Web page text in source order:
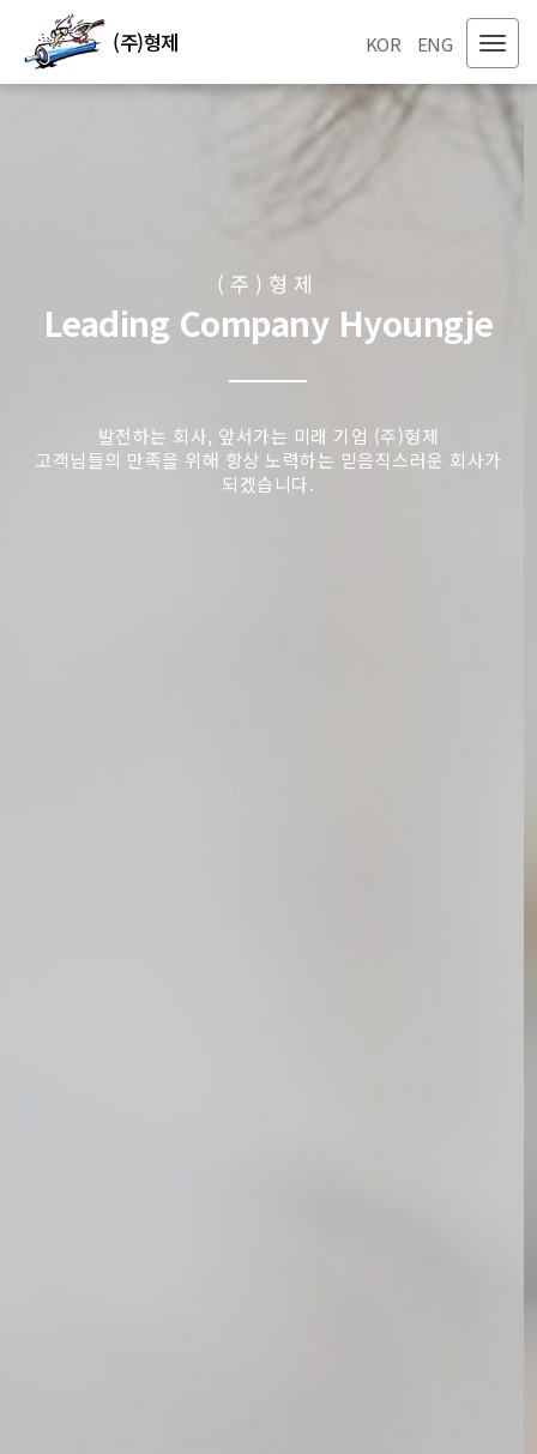
(주)형제 KOR ENG
(주)형제
Leading Company Hyoungje
발전하는 회사, 앞서가는 미래 기업 (주)형제
고객님들의 만족을 위해 항상 노력하는 믿음직스러운 회사가
되겠습니다.